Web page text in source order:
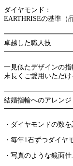
ダイヤモンド：
EARTHRISEの基準（
卓越した職人技
一見似たデザインの
末長くご愛用いただ
結婚指輪へのアレンジ
・ダイヤモンドの数を
・毎年1石ずつダイヤ
・写真のような鏡面